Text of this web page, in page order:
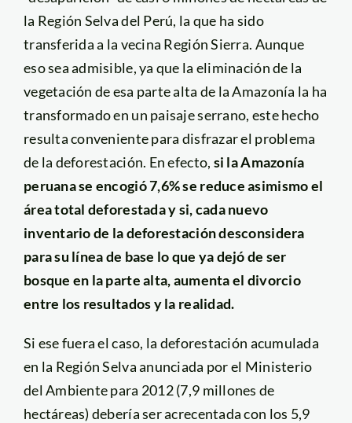
la Región Selva del Perú, la que ha sido
transferida a la vecina Región Sierra. Aunque
eso sea admisible, ya que la eliminación de la
vegetación de esa parte alta de la Amazonía la ha
transformado en un paisaje serrano, este hecho
resulta conveniente para disfrazar el problema
de la deforestación. En efecto, si la Amazonía
peruana se encogió 7,6% se reduce asimismo el
área total deforestada y si, cada nuevo
inventario de la deforestación desconsidera
para su línea de base lo que ya dejó de ser
bosque en la parte alta, aumenta el divorcio
entre los resultados y la realidad.
Si ese fuera el caso, la deforestación acumulada
en la Región Selva anunciada por el Ministerio
del Ambiente para 2012 (7,9 millones de
hectáreas) debería ser acrecentada con los 5,9